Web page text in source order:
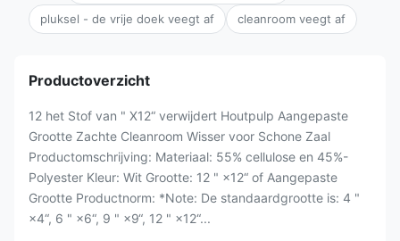
pluksel - de vrije doek veegt af cleanroom veegt af
Productoverzicht
12 het Stof van " X12“ verwijdert Houtpulp Aangepaste
Grootte Zachte Cleanroom Wisser voor Schone Zaal
Productomschrijving: Materiaal: 55% cellulose en 45%-
Polyester Kleur: Wit Grootte: 12 " ×12“ of Aangepaste
Grootte Productnorm: *Note: De standaardgrootte is: 4 "
×4“, 6 " ×6“, 9 " ×9“, 12 " ×12“...